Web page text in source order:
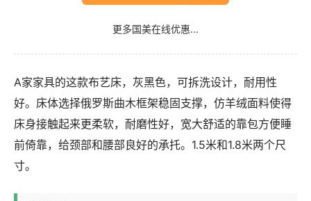
更多国美在线优惠...
A家家具的这款布艺床，灰黑色，可拆洗设计，耐用性
好。床体选择俄罗斯曲木框架稳固支撑，仿羊绒面料使得
床身接触起来更柔软，耐磨性好，宽大舒适的靠包方便睡
前倚靠，给颈部和腰部良好的承托。1.5米和1.8米两个尺
寸。